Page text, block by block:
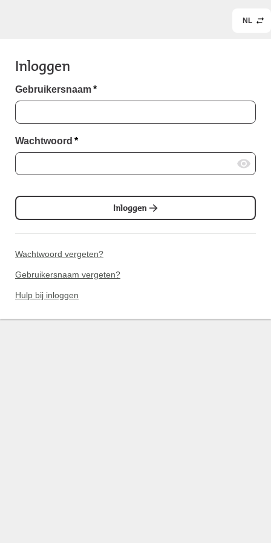
NL
Inloggen
Gebruikersnaam*
Wachtwoord *
Inloggen
Wachtwoord vergeten?
Gebruikersnaam vergeten?
Hulp bij inloggen